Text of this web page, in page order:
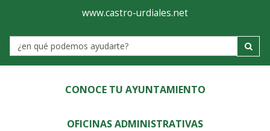
Ayuntamiento
de
Castro-
Urdiales
www.castro-urdiales.net
Label
CONOCE TU AYUNTAMIENTO
OFICINAS ADMINISTRATIVAS